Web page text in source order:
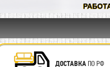
ДОСТАВКАПО РФ